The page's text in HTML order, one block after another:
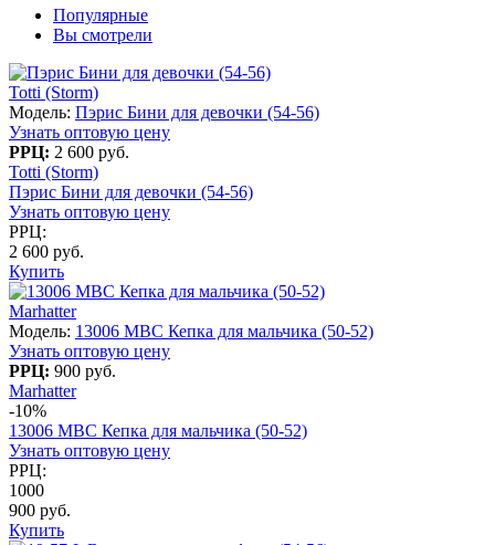
Популярные
Вы смотрели
Totti (Storm)
Модель: Пэрис Бини для девочки (54-56)
Узнать оптовую цену
РРЦ: 2 600 руб.
Totti (Storm)
Пэрис Бини для девочки (54-56)
Узнать оптовую цену
РРЦ:
2 600 руб.
Купить
Marhatter
Модель: 13006 MBC Кепка для мальчика (50-52)
Узнать оптовую цену
РРЦ: 900 руб.
Marhatter
-10%
13006 MBC Кепка для мальчика (50-52)
Узнать оптовую цену
РРЦ:
1000
900 руб.
Купить